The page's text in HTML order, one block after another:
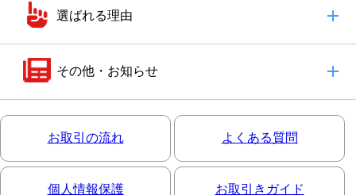
選ばれる理由
その他・お知らせ
お取引の流れ よくある質問
個人情報保護 お取引きガイド